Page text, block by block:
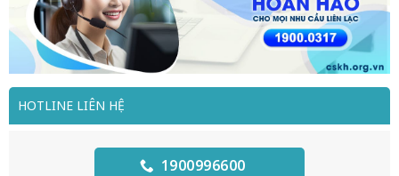
HOTLINE LIÊN HỆ
1900996600